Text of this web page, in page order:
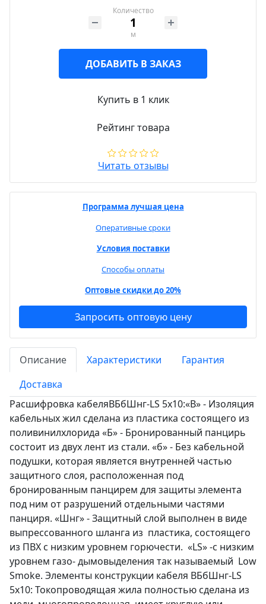
Количество
м
ДОБАВИТЬ В ЗАКАЗ
Купить в 1 клик
Рейтинг товара
Читать отзывы
Программа лучшая цена
Оперативные сроки
Условия поставки
Способы оплаты
Оптовые скидки до 20%
Запросить оптовую цену
Описание Характеристики
Гарантия
Доставка
Расшифровка кабеляВБбШнг-LS 5х10:«В» - Изоляция
кабельных жил сделана из пластика состоящего из
поливинилхлорида «Б» - Бронированный панцирь
состоит из двух лент из стали. «б» - Без кабельной
подушки, которая является внутренней частью
защитного слоя, расположенная под
бронированным панцирем для защиты элемента
под ним от разрушений отдельными частями
панциря. «Шнг» - Защитный слой выполнен в виде
выпрессованного шланга из пластика, состоящего
из ПВХ с низким уровнем горючести. «LS» -с низким
уровнем газо- дымовыделения так называемый Low
Smoke. Элементы конструкции кабеля ВБбШнг-LS
5х10: Токопроводящая жила полностью сделана из